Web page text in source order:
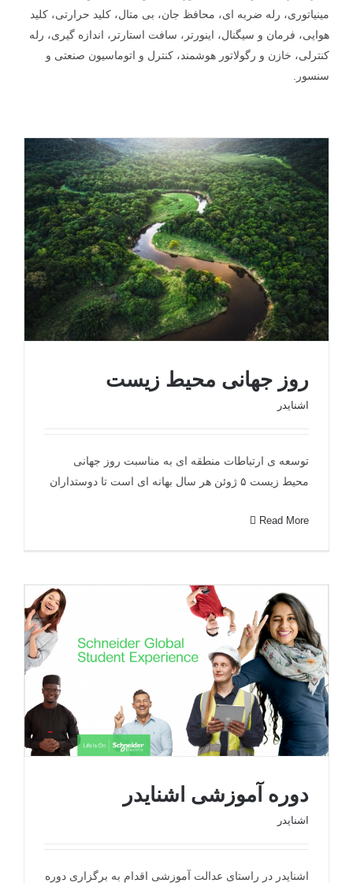
مینیاتوری، رله ضربه ای، محافظ جان، بی متال، کلید حرارتی، کلید
هوایی، فرمان و سیگنال، اینورتر، سافت استارتر، اندازه گیری، رله
کنترلی، خازن و رگولاتور هوشمند، کنترل و اتوماسیون صنعتی و
سنسور.
روز جهانی محیط زیست
روز جهانی محیط زیست
اشنایدر
توسعه ی ارتباطات منطقه ای به مناسبت روز جهانی
محیط زیست ۵ ژوئن هر سال بهانه ای است تا دوستداران
Read More
دوره آموزشی اشنایدر
دوره آموزشی اشنایدر
اشنایدر
اشنایدر در راستای عدالت آموزشی اقدام به برگزاری دوره